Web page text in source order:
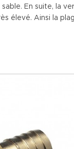
En suite, la
élevé. Ainsi la